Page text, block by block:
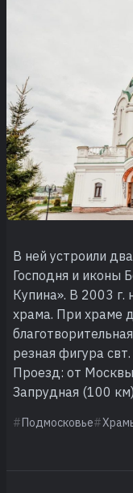
В ней устроили
Господня и иконы
Купина». В 2003 г.
храма. При храме
резная фигура
Проезд: от Москвы
Запрудная (100
Подмосковье